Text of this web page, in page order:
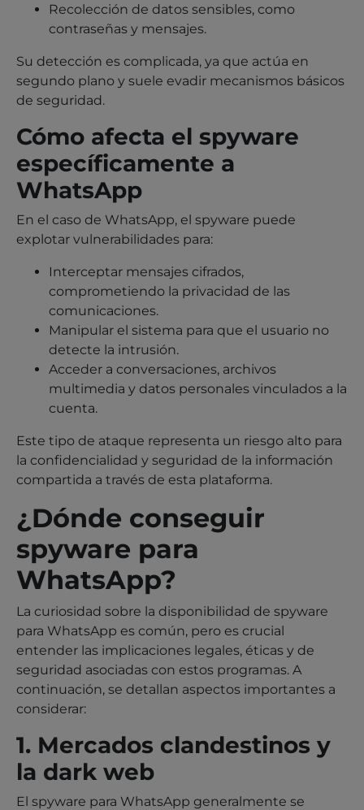
Recolección de datos sensibles, como
contraseñas y mensajes.
Su detección es complicada, ya que actúa en
segundo plano y suele evadir mecanismos básicos
de seguridad.
Cómo afecta el spyware
específicamente a
WhatsApp
En el caso de WhatsApp, el spyware puede
explotar vulnerabilidades para:
Interceptar mensajes cifrados,
comprometiendo la privacidad de las
comunicaciones.
Manipular el sistema para que el usuario no
detecte la intrusión.
Acceder a conversaciones, archivos
multimedia y datos personales vinculados a la
cuenta.
Este tipo de ataque representa un riesgo alto para
la confidencialidad y seguridad de la información
compartida a través de esta plataforma.
¿Dónde conseguir
spyware para
WhatsApp?
La curiosidad sobre la disponibilidad de spyware
para WhatsApp es común, pero es crucial
entender las implicaciones legales, éticas y de
seguridad asociadas con estos programas. A
continuación, se detallan aspectos importantes a
considerar:
1. Mercados clandestinos y
la dark web
El spyware para WhatsApp generalmente se